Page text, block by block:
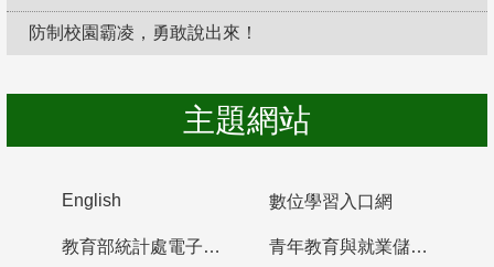
防制校園霸凌，勇敢說出來！
主題網站
English 數位學習入口網
教育部統計處電子書櫃 青年教育與就業儲蓄帳戶